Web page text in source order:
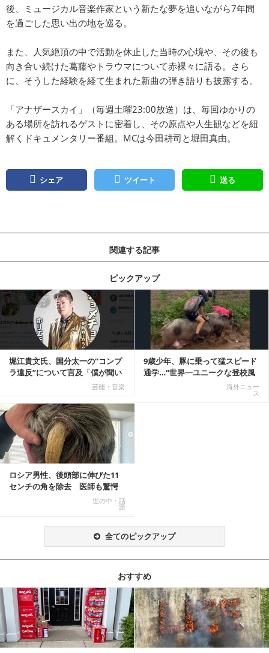
後、ミュージカル音楽作家という新たな夢を追いながら7年間
を過ごした思い出の地を巡る。
また、人気絶頂の中で活動を休止した当時の心境や、その後も
向き合い続けた葛藤やトラウマについて赤裸々に語る。さら
に、そうした経験を経て生まれた新曲の弾き語りも披露する。
「アナザースカイ」（毎週土曜23:00放送）は、毎回ゆかりの
ある場所を訪れるゲストに密着し、その原点や人生観などを紐
解くドキュメンタリー番組。MCは今田耕司と堀田真由。
シェア ツイート 送る
関連する記事
ピックアップ
堀江貴文氏、国分太一の“コンプ
ラ違反”について言及「僕が聞い
芸能・音楽
9歳少年、豚に乗って猛スピード
通学…“世界一ユニークな登校風
海外ニュー
ス
記事を読む
ロシア男性、後頭部に伸びた11
センチの角を除去 医師も驚愕
世の中・話
題
全てのピックアップ
おすすめ
記事を読む